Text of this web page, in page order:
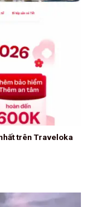
trên Traveloka